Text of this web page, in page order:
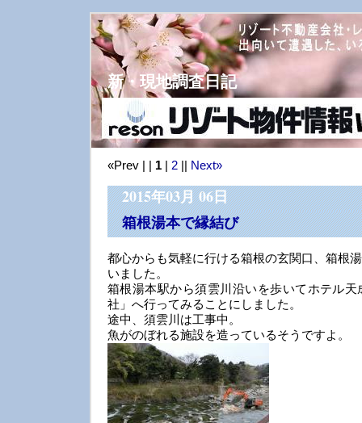
新・現地調査日記
«Prev | | 1 | 2 || Next»
2015年03月 06日
箱根湯本で縁結び
都心からも気軽に行ける箱根の玄関口、箱根
いました。
箱根湯本駅から須雲川沿いを歩いてホテル
社」へ行ってみることにしました。
途中、須雲川は工事中。
魚がのぼれる施設を造っているそうですよ。